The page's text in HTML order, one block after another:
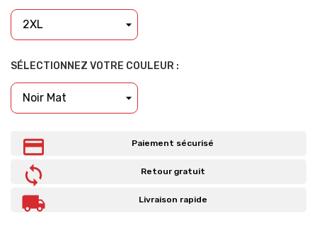
SÉLECTIONNEZ VOTRE COULEUR :
Paiement sécurisé
Retour gratuit
Livraison rapide